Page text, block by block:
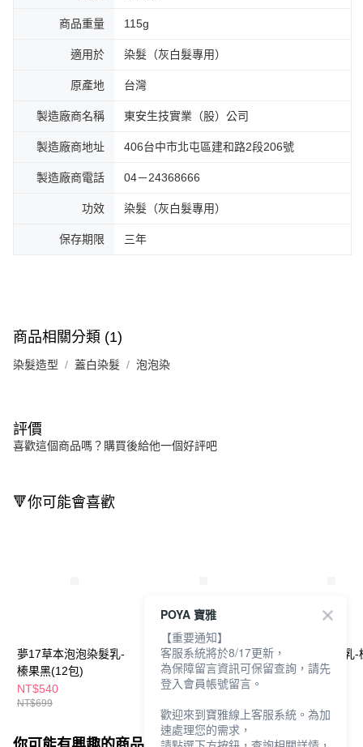
商品重量 115g
適用於 染髮（灰白髮專用）
原產地 台灣
製造廠商名稱 東安生技實業（股）公司
製造廠商地址 406台中市北屯區建和路2段206號
製造廠商電話 04－24368666
功效 染髮（灰白髮專用）
保存期限 三年
商品相關分類 (1)
染髮造型 蓋白染髮 泡泡染
評價
喜歡這個商品嗎？購買後給他一個好評吧
🔻你可能會喜歡
夢17草本泡泡染髮乳-
榛果黑(12包)
NT$540
NT$699
夢17草本泡泡染髮乳-
榛果黑(單包)
NT$49
夢17泡泡染髮乳-
黑20ml*2
POYA 寶雅
【重要通知】
客服系統將於8/17更新，
為保障留言資訊可保留查詢，請先
登入會員帳號留言。
歡迎來到寶雅線上客服系統。為加
速處理您的需求，